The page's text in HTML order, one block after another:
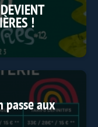
!
passe aux